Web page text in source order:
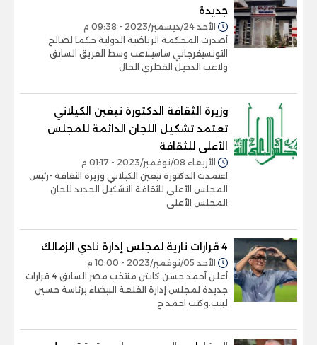
جديدة
الأحد 24/ديسمبر/2023 - 09:38 م
أصدرت المحكمة الرياضية الدولية حكما لصالح
التونسيفرجاني ساسيلاعب وسط الفريق السابق
ولاعب الدحيل القطري الحال
وزيرة الثقافة الدكتورة نيفين الكيلاني
تعتمد تشكيل اللجان الدائمة للمجلس
الأعلى للثقافة
الأربعاء 08/نوفمبر/2023 - 01:17 م
اعتمدت الدكتورة نيفين الكيلاني وزيرة الثقافة -رئيس
المجلس الأعلى للثقافة التشكيل الجديد للجان
المجلس الأعلى
4 قرارات نارية لمجلس إدارة نادي الزمالك
الأحد 05/نوفمبر/2023 - 10:00 م
أعلن أحمد حسن كابتن منتخب مصر السابق 4 قرارات
جديدة لمجلس إدارة القلعة البيضاء برئاسة حسين
لبيب.وكتب احمد ح